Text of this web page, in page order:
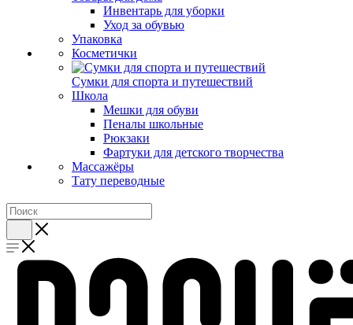
Инвентарь для уборки
Уход за обувью
Упаковка
Косметички
Сумки для спорта и путешествий
Школа
Мешки для обуви
Пеналы школьные
Рюкзаки
Фартуки для детского творчества
Массажёры
Тату переводные